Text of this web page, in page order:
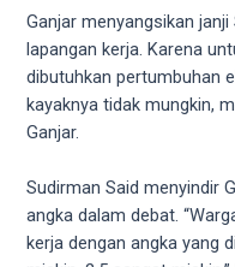
website.
Watching
porn
videos
completely
free!
Ganjar menyangsikan
lapangan kerja. Karena
dibutuhkan pertumbuhan
kayaknya tidak mungkin,
Ganjar.
Sudirman Said menyindir
angka dalam debat.
kerja dengan angka yang